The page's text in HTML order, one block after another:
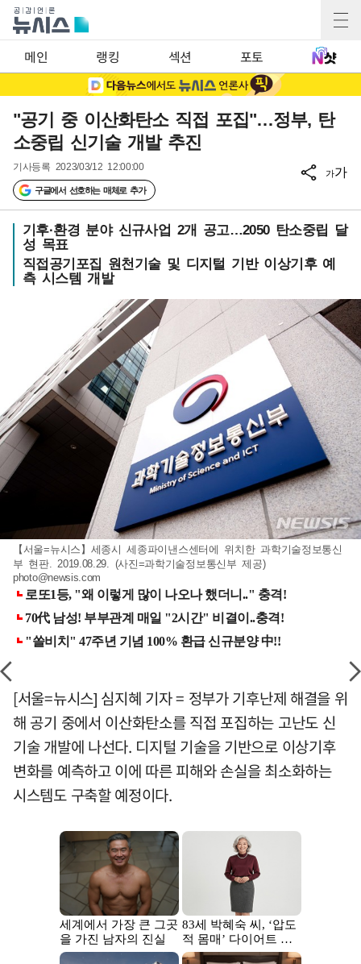
메인 랭킹 섹션 포토
"공기 중 이산화탄소 직접 포집"…정부, 탄
소중립 신기술 개발 추진
기사등록 2023/03/12 12:00:00
구글에서 선호하는 매체로 추가
가가
기후·환경 분야 신규사업 2개 공고…2050 탄소중립 달
성 목표
직접공기포집 원천기술 및 디지털 기반 이상기후 예
측 시스템 개발
【서울=뉴시스】세종시 세종파이낸스센터에 위치한 과학기술정보통신
부 현판. 2019.08.29. (사진=과학기술정보통신부 제공)
photo@newsis.com
[서울=뉴시스] 심지혜 기자 = 정부가 기후난제 해결을 위
해 공기 중에서 이산화탄소를 직접 포집하는 고난도 신
기술 개발에 나선다. 디지털 기술을 기반으로 이상기후
변화를 예측하고 이에 따른 피해와 손실을 최소화하는
시스템도 구축할 예정이다.